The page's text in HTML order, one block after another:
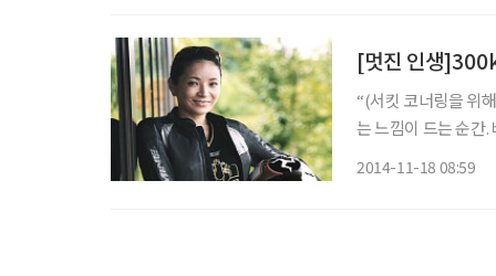
[멋진 인생
“(서킷 코너링을 위
는 느낌이 드는 순간.
2014-11-18 08:59